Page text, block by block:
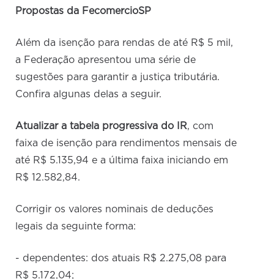
Propostas da FecomercioSP
Além da isenção para rendas de até R$ 5 mil,
a Federação apresentou uma série de
sugestões para garantir a justiça tributária.
Confira algunas delas a seguir.
Atualizar a tabela progressiva do IR, com
faixa de isenção para rendimentos mensais de
até R$ 5.135,94 e a última faixa iniciando em
R$ 12.582,84.
Corrigir os valores nominais de deduções
legais da seguinte forma:
- dependentes: dos atuais R$ 2.275,08 para
R$ 5.172,04;